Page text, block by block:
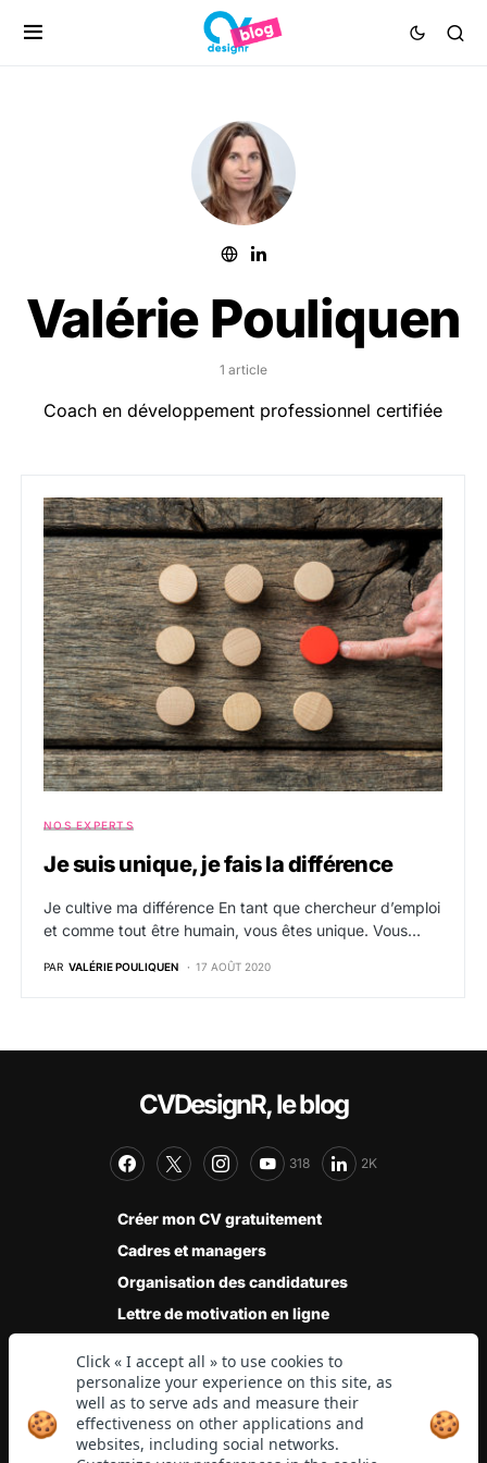
Valérie Pouliquen
1 article
Coach en développement professionnel certifiée
NOS EXPERTS
Je suis unique, je fais la différence
Je cultive ma différence En tant que chercheur d’emploi
et comme tout être humain, vous êtes unique. Vous…
PAR VALÉRIE POULIQUEN 17 AOÛT 2020
CVDesignR, le blog
318 2K
Créer mon CV gratuitement
Cadres et managers
Organisation des candidatures
Lettre de motivation en ligne
Stages et jobs étudiants
Jeunes diplômés
CVDesignR vous accompagne, grâce à ses experts